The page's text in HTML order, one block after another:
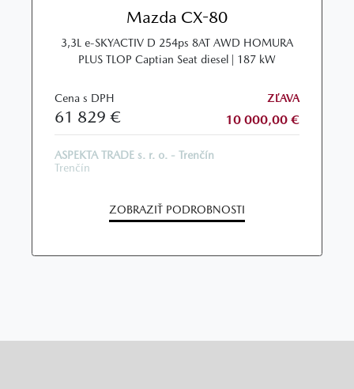
Mazda CX-80
3,3L e-SKYACTIV D 254ps 8AT AWD HOMURA
PLUS TLOP Captian Seat diesel | 187 kW
Cena s DPH
61 829 €
ZĽAVA
10 000,00 €
ASPEKTA TRADE s. r. o. - Trenčín
Trenčín
ZOBRAZIŤ PODROBNOSTI